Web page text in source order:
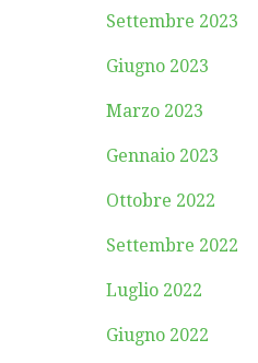
Settembre 2023
Giugno 2023
Marzo 2023
Gennaio 2023
Ottobre 2022
Settembre 2022
Luglio 2022
Giugno 2022